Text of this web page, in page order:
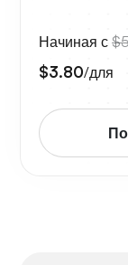
Начиная с
$3.80/для